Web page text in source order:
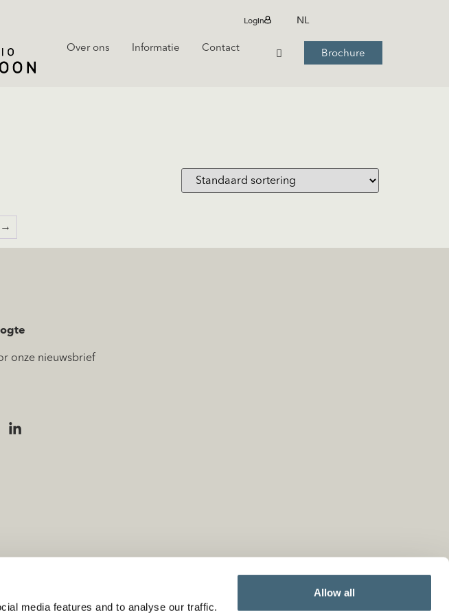
media features and to analyse our traffic.
Allow all
Login NL
Over ons Informatie Contact
Brochure
→
onze nieuwsbrief